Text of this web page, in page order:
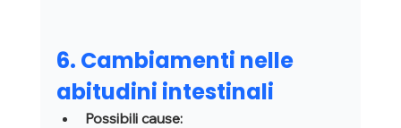
6. Cambiamenti nelle
abitudini intestinali
Possibili cause: